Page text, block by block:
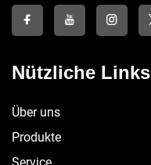
Nützliche Links
Über uns
Produkte